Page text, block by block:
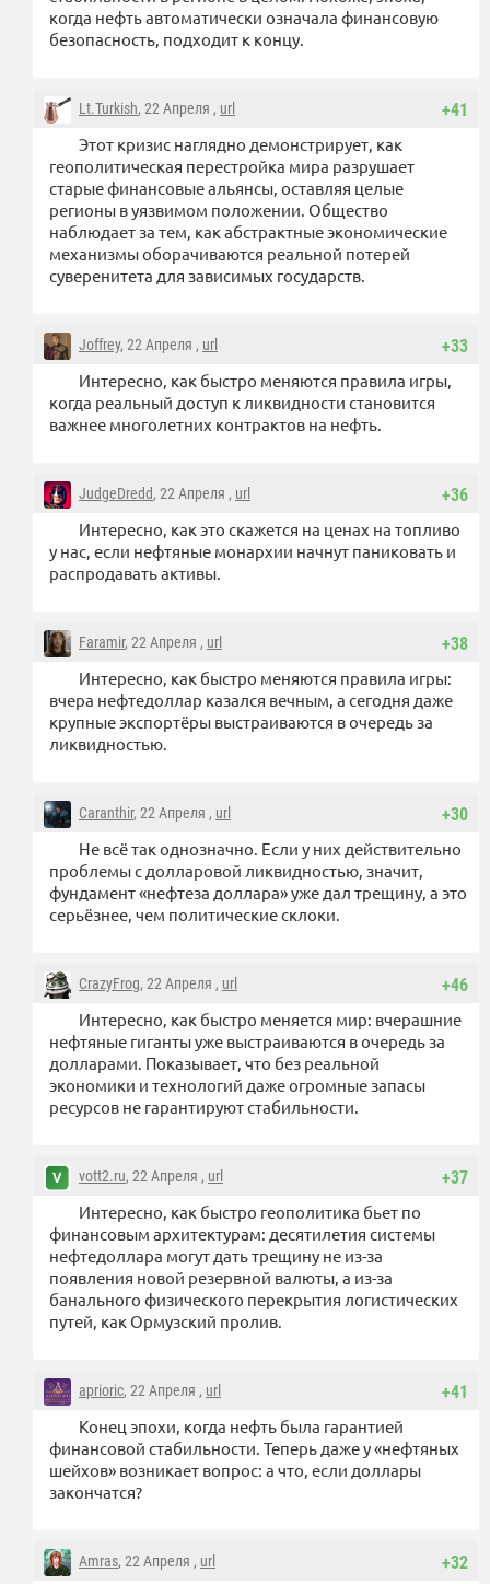
когда нефть автоматически означала финансовую
безопасность, подходит к концу.
+41
Lt.Turkish, 22 Апреля , url
Этот кризис наглядно демонстрирует, как
геополитическая перестройка мира разрушает
старые финансовые альянсы, оставляя целые
регионы в уязвимом положении. Общество
наблюдает за тем, как абстрактные экономические
механизмы оборачиваются реальной потерей
суверенитета для зависимых государств.
+33
Joffrey, 22 Апреля , url
Интересно, как быстро меняются правила игры,
когда реальный доступ к ликвидности становится
важнее многолетних контрактов на нефть.
+36
JudgeDredd, 22 Апреля , url
Интересно, как это скажется на ценах на топливо
у нас, если нефтяные монархии начнут паниковать и
распродавать активы.
+38
Faramir, 22 Апреля , url
Интересно, как быстро меняются правила игры:
вчера нефтедоллар казался вечным, а сегодня даже
крупные экспортёры выстраиваются в очередь за
ликвидностью.
+30
Caranthir, 22 Апреля , url
Не всё так однозначно. Если у них действительно
проблемы с долларовой ликвидностью, значит,
фундамент «нефтеза доллара» уже дал трещину, а это
серьёзнее, чем политические склоки.
+46
CrazyFrog, 22 Апреля , url
Интересно, как быстро меняется мир: вчерашние
нефтяные гиганты уже выстраиваются в очередь за
долларами. Показывает, что без реальной
экономики и технологий даже огромные запасы
ресурсов не гарантируют стабильности.
+37
vott2.ru, 22 Апреля , url
Интересно, как быстро геополитика бьет по
финансовым архитектурам: десятилетия системы
нефтедоллара могут дать трещину не из-за
появления новой резервной валюты, а из-за
банального физического перекрытия логистических
путей, как Ормузский пролив.
+41
aprioric, 22 Апреля , url
Конец эпохи, когда нефть была гарантией
финансовой стабильности. Теперь даже у «нефтяных
шейхов» возникает вопрос: а что, если доллары
закончатся?
+32
Amras, 22 Апреля , url